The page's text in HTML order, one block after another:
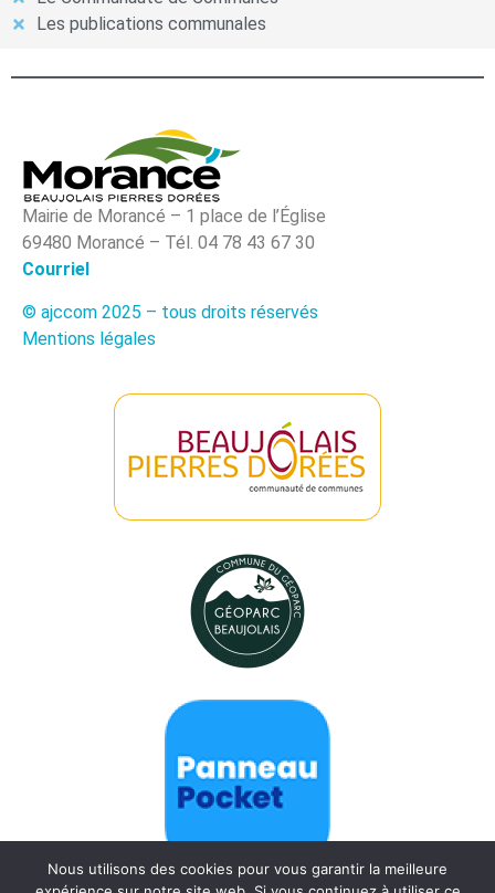
Les publications communales
Mairie de Morancé – 1 place de l’Église
69480 Morancé – Tél. 04 78 43 67 30
Courriel
© ajccom 2025 – tous droits réservés
Mentions légales
Nous utilisons des cookies pour vous garantir la meilleure